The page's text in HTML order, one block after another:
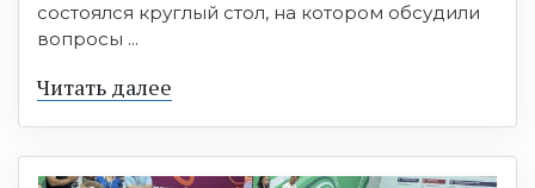
состоялся круглый стол, на котором обсудили
вопросы ...
Читать далее